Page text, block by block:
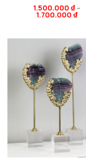
Được xếp
hạng55
1.500.000 ₫–
1.700.000 ₫